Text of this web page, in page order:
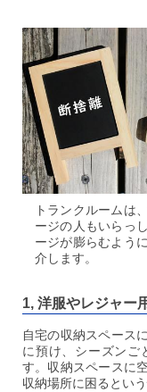
トランクルームは
ージの人もいらっ
ージが膨らむよう
介します。
1, 洋服やレジャー
自宅の収納スペース
に預け、シーズンご
す。収納スペースに
収納場所に困るとい